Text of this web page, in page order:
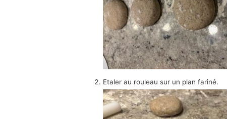
Etaler au rouleau sur un plan fariné.